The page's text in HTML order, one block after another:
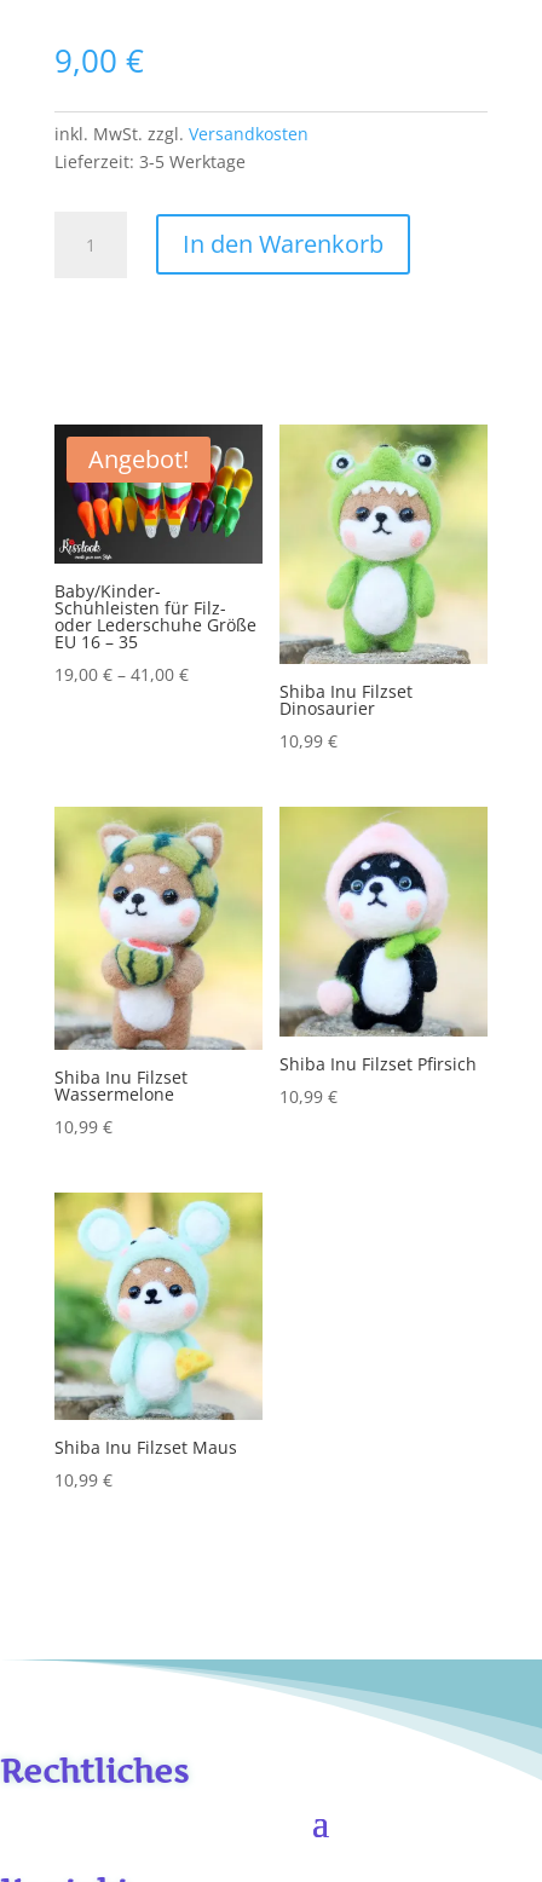
9,00 €
inkl. MwSt. zzgl. Versandkosten
Lieferzeit: 3-5 Werktage
Eiskönigin
Anna
und
Elsa
Menge
In den Warenkorb
Angebot!
Baby/Kinder-
Schuhleisten für Filz-
oder Lederschuhe Größe
EU 16 – 35
19,00 €– 41,00 €
Shiba Inu Filzset
Dinosaurier
10,99€
Shiba Inu Filzset
Wassermelone
10,99 €
Shiba Inu Filzset Pfirsich
10,99€
Shiba Inu Filzset Maus
10,99 €
Rechtliches